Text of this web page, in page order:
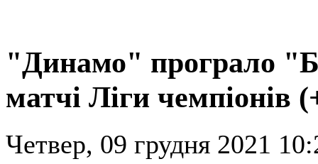
"Динамо" програло
матчі Ліги чемпіонів
Четвер, 09 грудня 2021